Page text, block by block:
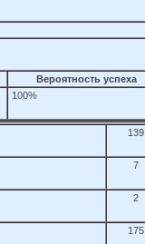
Вероятность успеха
100%
139
7
2
175